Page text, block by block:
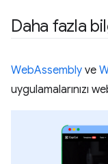
Daha fazla
WebAssembly ve
uygulamalarınızı